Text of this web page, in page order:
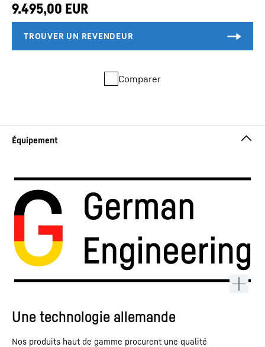
Comparer
Une technologie allemande
Nos produits haut de gamme procurent une qualité